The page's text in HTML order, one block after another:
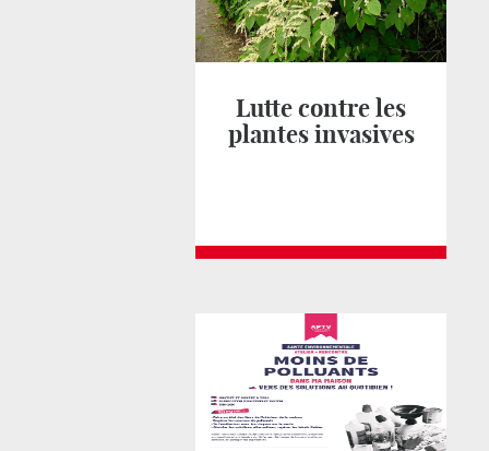
Lutte contre les
plantes invasives